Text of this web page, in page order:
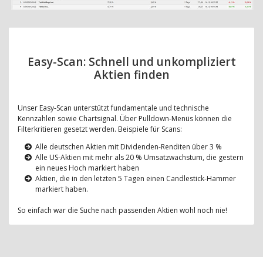
Easy-Scan: Schnell und unkompliziert
Aktien finden
Unser Easy-Scan unterstützt fundamentale und technische
Kennzahlen sowie Chartsignal. Über Pulldown-Menüs können die
Filterkritieren gesetzt werden. Beispiele für Scans:
Alle deutschen Aktien mit Dividenden-Renditen über 3 %
Alle US-Aktien mit mehr als 20 % Umsatzwachstum, die gestern
ein neues Hoch markiert haben
Aktien, die in den letzten 5 Tagen einen Candlestick-Hammer
markiert haben.
So einfach war die Suche nach passenden Aktien wohl noch nie!